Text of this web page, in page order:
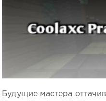
Будущие мастера